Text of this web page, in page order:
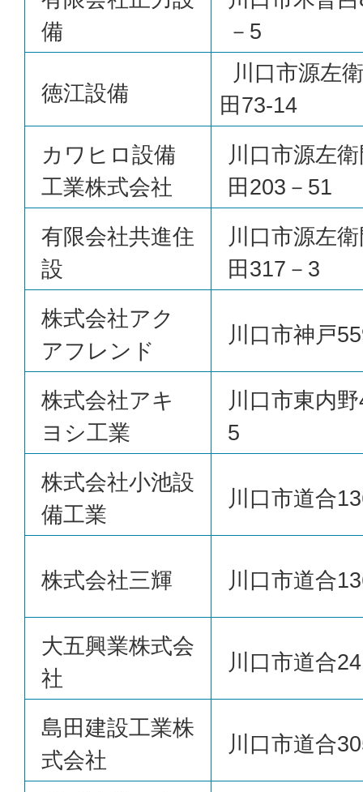
備
－5
徳江設備
川口市源左
田73-14
カワヒロ設備
工業株式会社
川口市源左
田203－51
有限会社共進住
設
川口市源左
田317－3
株式会社アク
アフレンド
川口市神戸
株式会社アキ
ヨシ工業
川口市東内
5
株式会社小池設
備工業
川口市道合
株式会社三輝 川口市道合
大五興業株式会
社
川口市道合
島田建設工業株
式会社
川口市道合